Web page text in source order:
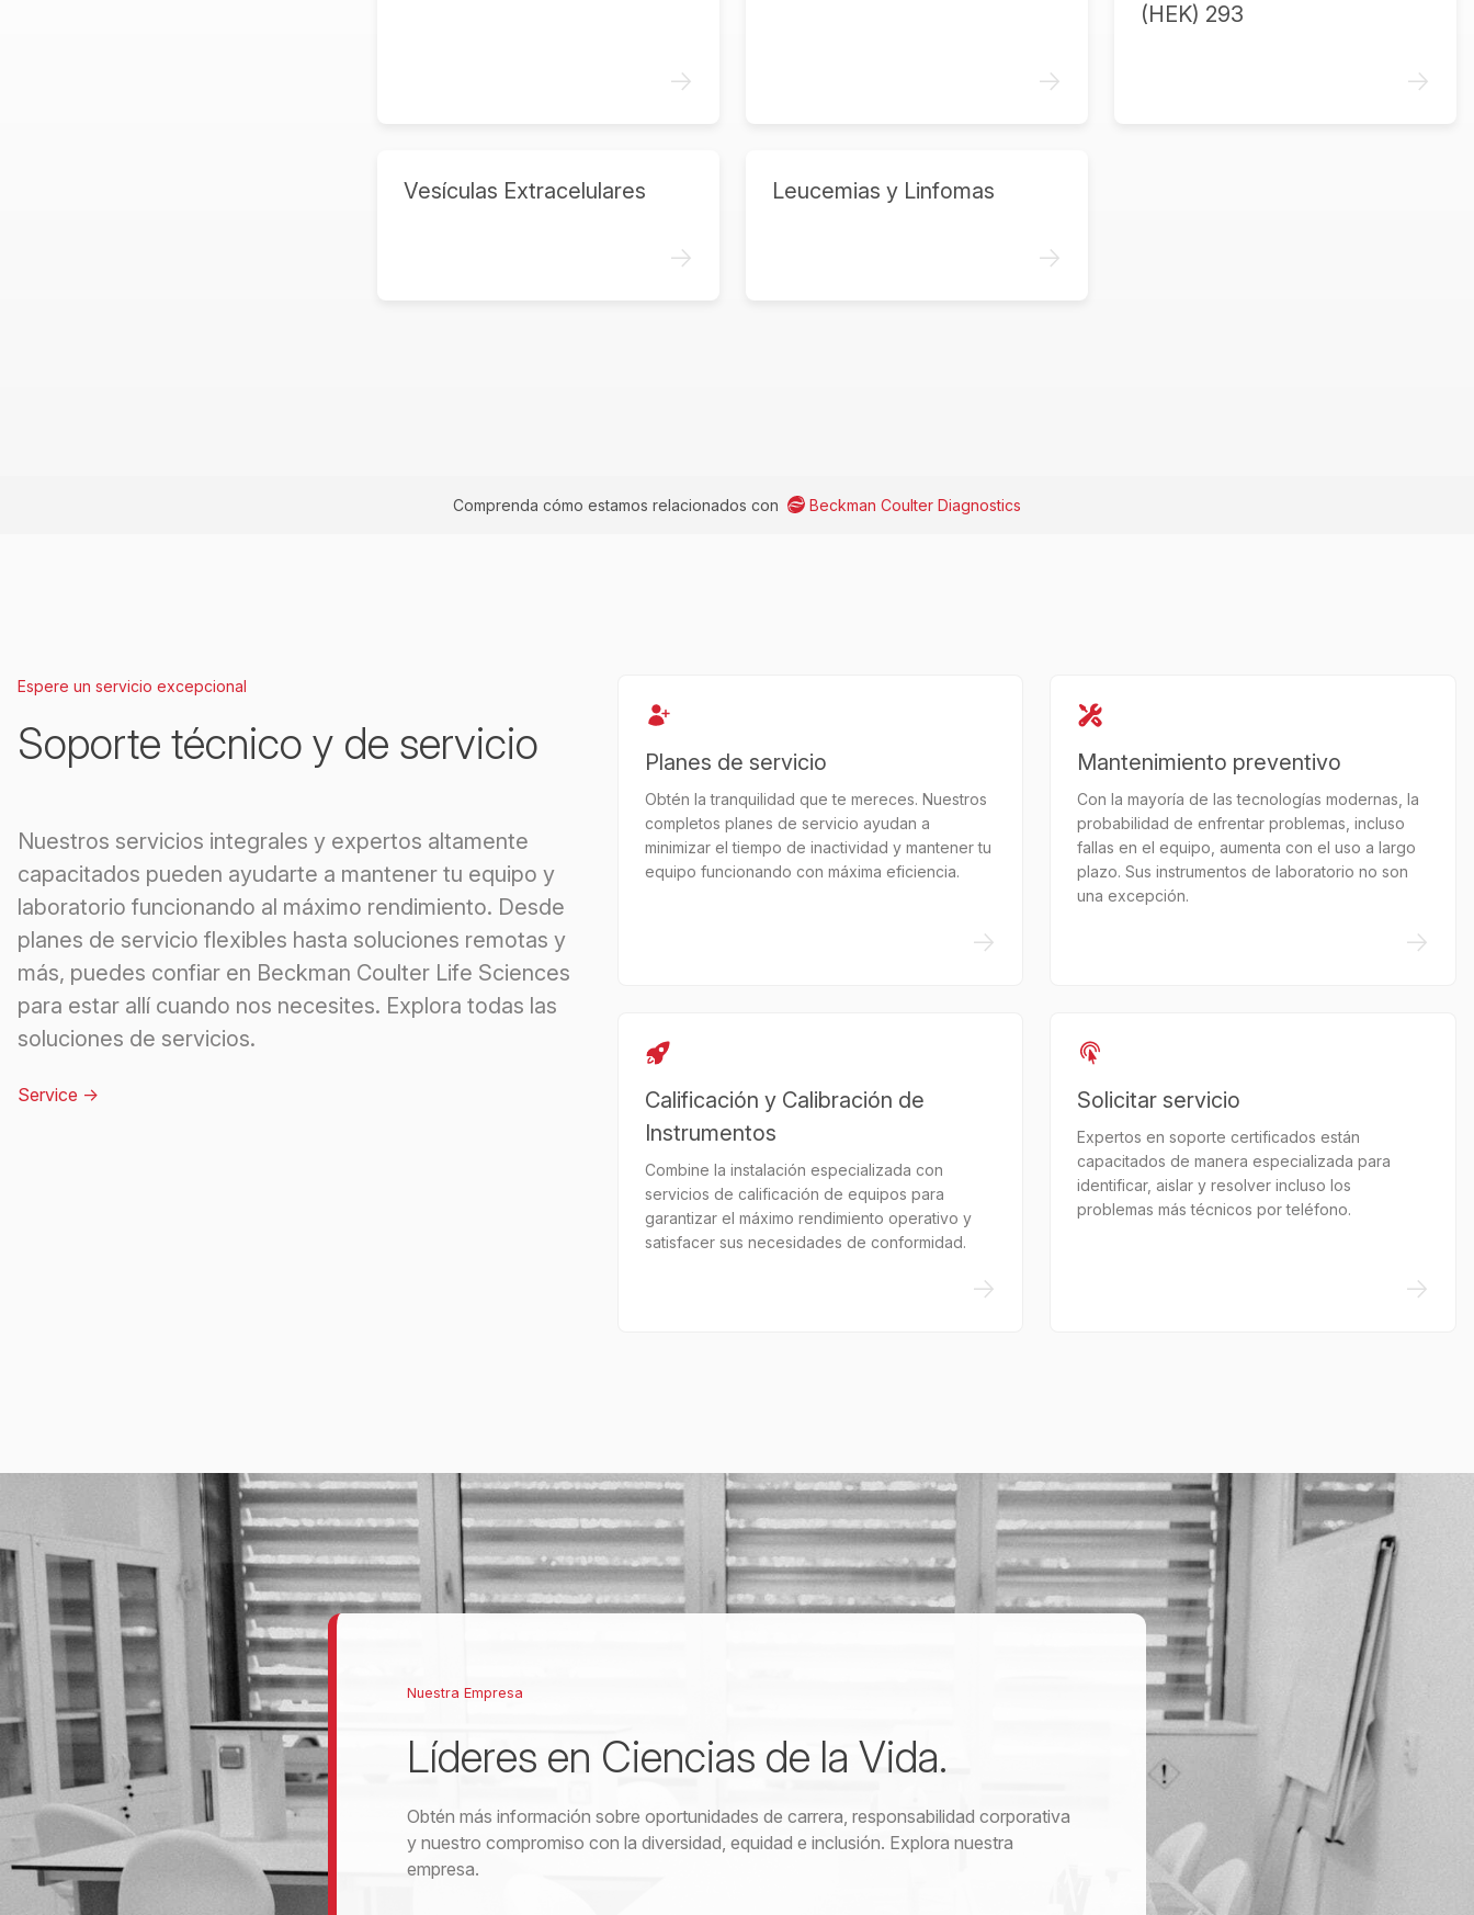
-> ->
(HEK) 293
->
Vesículas Extracelulares
->
Leucemias y Linfomas
->
Comprenda cómo estamos relacionados con Beckman Coulter Diagnostics
Espere un servicio excepcional
Soporte técnico y de servicio
Nuestros servicios integrales y expertos altamente
capacitados pueden ayudarte a mantener tu equipo y
laboratorio funcionando al máximo rendimiento. Desde
planes de servicio flexibles hasta soluciones remotas y
más, puedes confiar en Beckman Coulter Life Sciences
para estar allí cuando nos necesites. Explora todas las
soluciones de servicios.
Service ->
Planes de servicio
Obtén la tranquilidad que te mereces. Nuestros
completos planes de servicio ayudan a
minimizar el tiempo de inactividad y mantener tu
equipo funcionando con máxima eficiencia.
->
Mantenimiento preventivo
Con la mayoría de las tecnologías modernas, la
probabilidad de enfrentar problemas, incluso
fallas en el equipo, aumenta con el uso a largo
plazo. Sus instrumentos de laboratorio no son
una excepción.
->
Calificación y Calibración de
Instrumentos
Combine la instalación especializada con
servicios de calificación de equipos para
garantizar el máximo rendimiento operativo y
satisfacer sus necesidades de conformidad.
->
Solicitar servicio
Expertos en soporte certificados están
capacitados de manera especializada para
identificar, aislar y resolver incluso los
problemas más técnicos por teléfono.
->
Nuestra Empresa
Líderes en Ciencias de la Vida.
Obtén más información sobre oportunidades de carrera, responsabilidad corporativa
y nuestro compromiso con la diversidad, equidad e inclusión. Explora nuestra
empresa.